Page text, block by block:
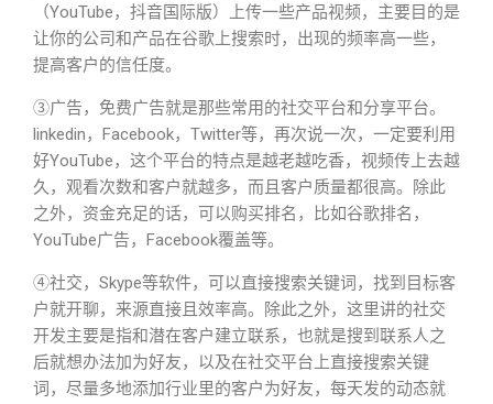
（YouTube，抖音国际版）上传一些产品视频，主要目的是
让你的公司和产品在谷歌上搜索时，出现的频率高一些，
提高客户的信任度。
③广告，免费广告就是那些常用的社交平台和分享平台。
linkedin，Facebook，Twitter等，再次说一次，一定要利用
好YouTube，这个平台的特点是越老越吃香，视频传上去越
久，观看次数和客户就越多，而且客户质量都很高。除此
之外，资金充足的话，可以购买排名，比如谷歌排名，
YouTube广告，Facebook覆盖等。
④社交，Skype等软件，可以直接搜索关键词，找到目标客
户就开聊，来源直接且效率高。除此之外，这里讲的社交
开发主要是指和潜在客户建立联系，也就是搜到联系人之
后就想办法加为好友，以及在社交平台上直接搜索关键
词，尽量多地添加行业里的客户为好友，每天发的动态就